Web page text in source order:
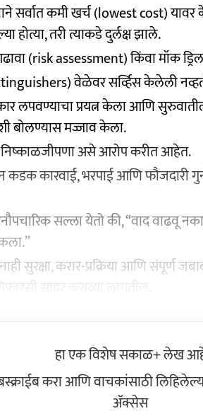
सर्वात कमी खर्च (lowest cost)
होत्या, तरी त्याकडे दुर्लक्ष झाले.
(risk assessment) किंवा मॉक
वेळेवर सर्व्हिस केलेली
लपवण्याचा प्रयत्न केला आणि
बोलण्यास मज्जाव केला.
निष्काळजीपणा असे आरोप करीत आहेत.
कारवाई, भरपाई आणि फौजदारी
सल्ला येतो की, “वाद वाढवू
सुरक्षा, करार-प्रक्रिया आणि संपूर्ण
सादर कराव्या लागतील.
हा एक विशेष सकाळ+ लेख
करा आणि वाचकांसाठी
ॲक्सेस